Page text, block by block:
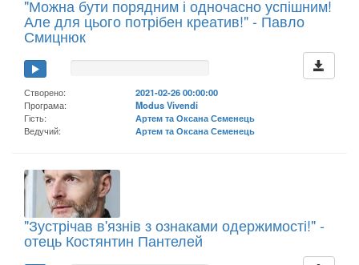
"Можна бути порядним і одночасно успішним!
Але для цього потрібен креатив!" - Павло
Смицнюк
Створено:
2021-02-26 00:00:00
Програма:
Modus Vivendi
Гість:
Артем та Оксана Семенець
Ведучий:
Артем та Оксана Семенець
"Зустрічав в'язнів з ознаками одержимості!" -
отець Костянтин Пантелей